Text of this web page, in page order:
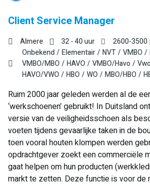
Client Service Manager
Almere 32 - 40 uur 2600-3500
Onbekend
Elementair NVT VMBO
VMBO/MBO
HAVO VMBO/Havo Vwo
HAVO/VWO
HBO WO MBO/HBO
Ruim 2000 jaar geleden werden al de
‘werkschoenen’ gebruikt! In Duitsland
versie van de veiligheidsschoen als
voeten tijdens gevaarlijke taken in de
toen vooral houten klompen werden
opdrachtgever zoekt een commerciële
gaat helpen om hun producten
markt te zetten. Deze functie is voor de